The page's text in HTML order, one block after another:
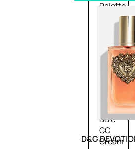
Palette
labbra
Gloss
Matita
labbra
Balsamo
labbra
BB e
CC
Cream
D&G